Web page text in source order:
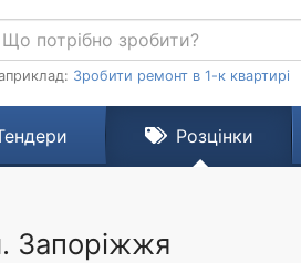
Зробити ремонт в 1-к квартирі
Розцінки
Запоріжжя